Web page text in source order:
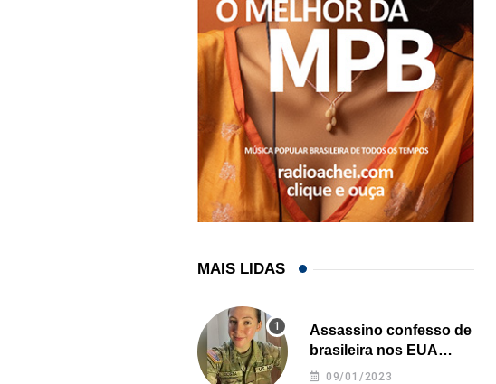
ACONTECEU,CARLOS MARTINEZ
10º Vintage Auto Show no Deering Estate
11/11/2022
MAIS LIDAS
Assassino confesso de
brasileira nos EUA
revela onde deixou o
09/01/2023